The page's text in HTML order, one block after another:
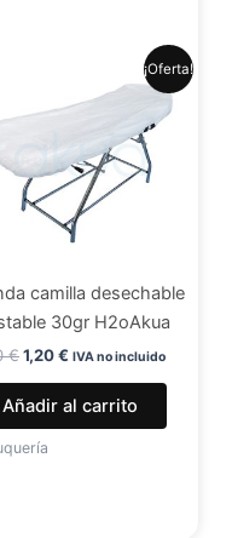
¡Oferta!
camilla desechable
30gr H2oAkua
€
original
era:
1,20€
actual
1,20 €.
IVA no incluido
Añadir al carrito